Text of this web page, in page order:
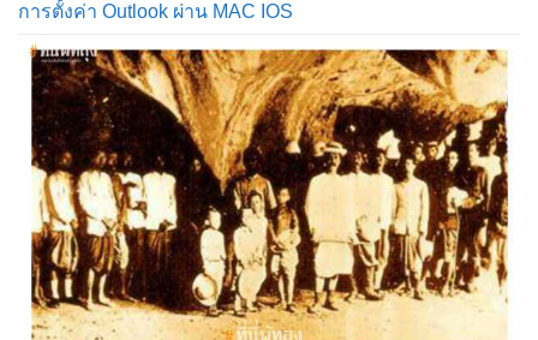
การตั้งค่า Outlook ผ่าน MAC IOS